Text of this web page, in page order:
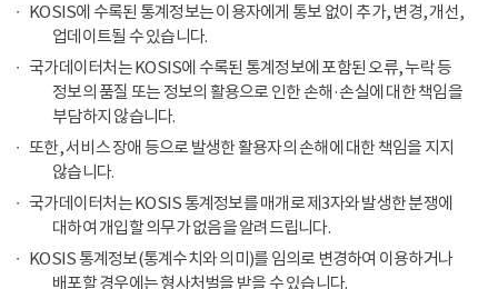
KOSIS에 수록된 통계정보는 이용자에게 통보 없이 추가, 변경, 개선,
업데이트될 수 있습니다.
국가데이터처는 KOSIS에 수록된 통계정보에 포함된 오류, 누락 등
정보의 품질 또는 정보의 활용으로 인한 손해·손실에 대한 책임을
부담하지 않습니다.
또한, 서비스 장애 등으로 발생한 활용자의 손해에 대한 책임을 지지
않습니다.
국가데이터처는 KOSIS 통계정보를 매개로 제3자와 발생한 분쟁에
대하여 개입할 의무가 없음을 알려드립니다.
KOSIS 통계정보(통계수치와 의미)를 임의로 변경하여 이용하거나
배포할 경우에는 형사처벌을 받을 수 있습니다.